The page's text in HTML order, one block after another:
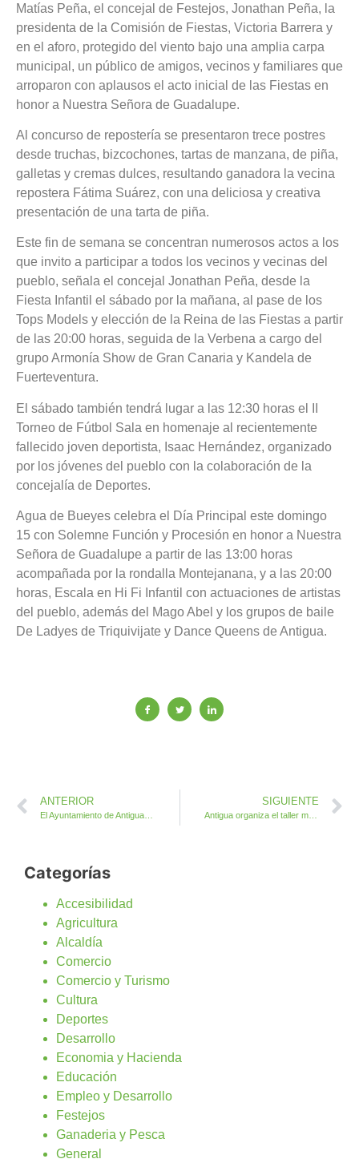
Matías Peña, el concejal de Festejos, Jonathan Peña, la
presidenta de la Comisión de Fiestas, Victoria Barrera y
en el aforo, protegido del viento bajo una amplia carpa
municipal, un público de amigos, vecinos y familiares que
arroparon con aplausos el acto inicial de las Fiestas en
honor a Nuestra Señora de Guadalupe.
Al concurso de repostería se presentaron trece postres
desde truchas, bizcochones, tartas de manzana, de piña,
galletas y cremas dulces, resultando ganadora la vecina
repostera Fátima Suárez, con una deliciosa y creativa
presentación de una tarta de piña.
Este fin de semana se concentran numerosos actos a los
que invito a participar a todos los vecinos y vecinas del
pueblo, señala el concejal Jonathan Peña, desde la
Fiesta Infantil el sábado por la mañana, al pase de los
Tops Models y elección de la Reina de las Fiestas a partir
de las 20:00 horas, seguida de la Verbena a cargo del
grupo Armonía Show de Gran Canaria y Kandela de
Fuerteventura.
El sábado también tendrá lugar a las 12:30 horas el II
Torneo de Fútbol Sala en homenaje al recientemente
fallecido joven deportista, Isaac Hernández, organizado
por los jóvenes del pueblo con la colaboración de la
concejalía de Deportes.
Agua de Bueyes celebra el Día Principal este domingo
15 con Solemne Función y Procesión en honor a Nuestra
Señora de Guadalupe a partir de las 13:00 horas
acompañada por la rondalla Montejanana, y a las 20:00
horas, Escala en Hi Fi Infantil con actuaciones de artistas
del pueblo, además del Mago Abel y los grupos de baile
De Ladyes de Triquivijate y Dance Queens de Antigua.
ANTERIOR SIGUIENTE
Antigua organiza el taller musical y gratuito Aprendiendo Nuestro Folclore
Categorías
Accesibilidad
Agricultura
Alcaldía
Comercio
Comercio y Turismo
Cultura
Deportes
Desarrollo
Economia y Hacienda
Educación
Empleo y Desarrollo
Festejos
Ganaderia y Pesca
General